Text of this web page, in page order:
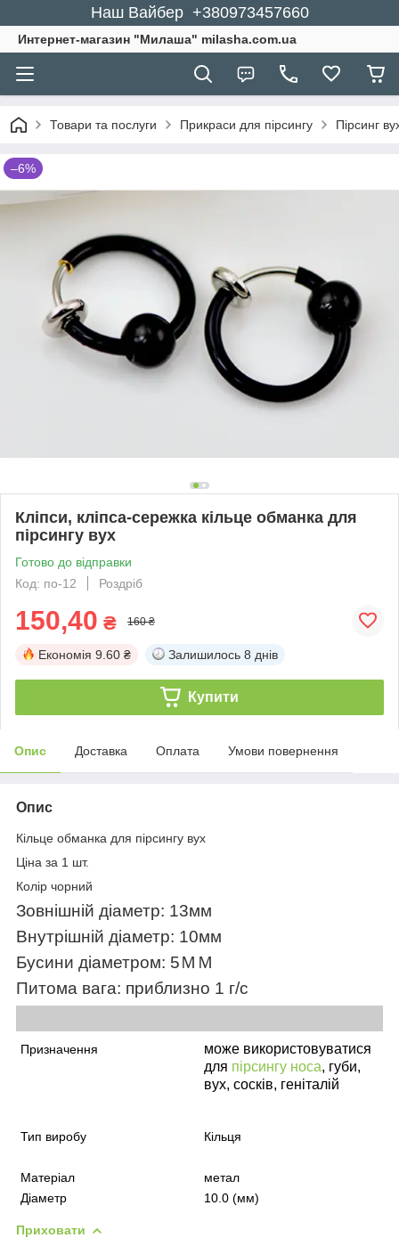
Наш Вайбер +380973457660
Интернет-магазин "Милаша" milasha.com.ua
Товари та послуги Прикраси для пірсингу Пірсинг
–6%
Кліпси, кліпса-сережка кільце обманка для
пірсингу вух
Готово до відправки
Код: по-12
Роздріб
150,40 ₴ 160 ₴
Економія 9.60 ₴ Залишилось 8 днів
Купити
Опис Доставка Оплата Умови повернення
Опис
Кільце обманка для пірсингу вух
Ціна за 1 шт.
Колір чорний
Зовнішній діаметр: 13мм
Внутрішній діаметр: 10мм
Бусини діаметром: 5ＭＭ
Питома вага: приблизно 1 г/с
Призначення
може використовуватися
для пірсингу носа, губи,
вух, сосків, геніталій
Тип виробу Кільця
Матеріал
метал
Діаметр
10.0 (мм)
Приховати